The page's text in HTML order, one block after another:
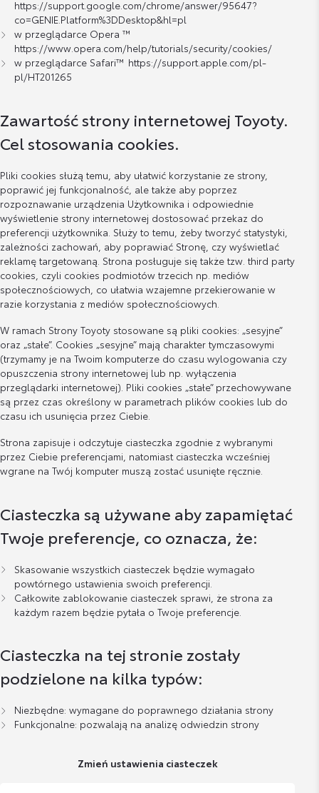
https://support.google.com/chrome/answer/95647?
co=GENIE.Platform%3DDesktop&hl=pl
w przeglądarce Opera ™
https://www.opera.com/help/tutorials/security/cookies/
w przeglądarce Safari™ https://support.apple.com/pl-
pl/HT201265
Zawartość strony internetowej Toyoty.
Cel stosowania cookies.
Pliki cookies służą temu, aby ułatwić korzystanie ze strony,
poprawić jej funkcjonalność, ale także aby poprzez
rozpoznawanie urządzenia Użytkownika i odpowiednie
wyświetlenie strony internetowej dostosować przekaz do
preferencji użytkownika. Służy to temu, żeby tworzyć statystyki,
zależności zachowań, aby poprawiać Stronę, czy wyświetlać
reklamę targetowaną. Strona posługuje się także tzw. third party
cookies, czyli cookies podmiotów trzecich np. mediów
społecznościowych, co ułatwia wzajemne przekierowanie w
razie korzystania z mediów społecznościowych.
W ramach Strony Toyoty stosowane są pliki cookies: „sesyjne”
oraz „stałe”. Cookies „sesyjne” mają charakter tymczasowymi
(trzymamy je na Twoim komputerze do czasu wylogowania czy
opuszczenia strony internetowej lub np. wyłączenia
przeglądarki internetowej). Pliki cookies „stałe” przechowywane
są przez czas określony w parametrach plików cookies lub do
czasu ich usunięcia przez Ciebie.
Strona zapisuje i odczytuje ciasteczka zgodnie z wybranymi
przez Ciebie preferencjami, natomiast ciasteczka wcześniej
wgrane na Twój komputer muszą zostać usunięte ręcznie.
Ciasteczka są używane aby zapamiętać
Twoje preferencje, co oznacza, że:
Skasowanie wszystkich ciasteczek będzie wymagało
powtórnego ustawienia swoich preferencji.
Całkowite zablokowanie ciasteczek sprawi, że strona za
każdym razem będzie pytała o Twoje preferencje.
Ciasteczka na tej stronie zostały
podzielone na kilka typów:
Niezbędne: wymagane do poprawnego działania strony
Funkcjonalne: pozwalają na analizę odwiedzin strony
Zmień ustawienia ciasteczek